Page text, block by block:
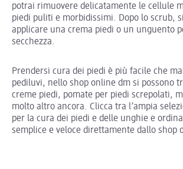
potrai rimuovere delicatamente le cellule
piedi puliti e morbidissimi. Dopo lo scrub,
applicare una crema piedi o un unguento
secchezza.
Prendersi cura dei piedi è più facile che
pediluvi, nello shop online dm si possono
creme piedi, pomate per piedi screpolati,
molto altro ancora. Clicca tra l’ampia
per la cura dei piedi e delle unghie e
semplice e veloce direttamente dallo shop